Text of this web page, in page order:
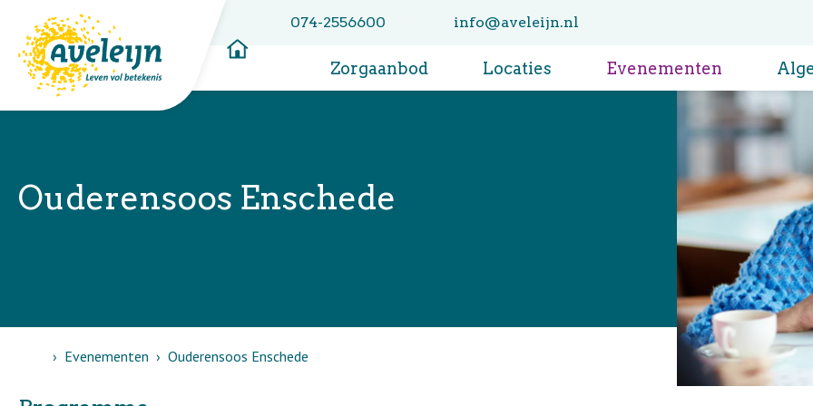
074-2556600
info@aveleijn.nl
Zorgaanbod Locaties Evenementen
Ouderensoos Enschede
HomeEvenementen Ouderensoos Enschede